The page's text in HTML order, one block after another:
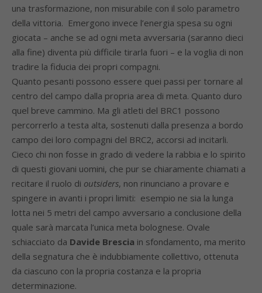
una trasformazione, non misurabile con il solo parametro
della vittoria. Emergono invece l’energia spesa su ogni
giocata – anche se ad ogni meta avversaria (saranno dieci
alla fine) diventa più difficile tirarla fuori – e la voglia di non
tradire la fiducia dei propri compagni.
Quanto pesanti possono essere quei passi per tornare al
centro del campo dalla propria area di meta. Quanto duro
quel breve cammino. Ma gli atleti del BRC1 possono
percorrerlo a testa alta, sostenuti dalla presenza a bordo
campo dei loro compagni del BRC2, accorsi ad incitarli.
Cieco chi non fosse in grado di vedere la rabbia e lo spirito
di questi giovani uomini, che pur se chiaramente chiamati a
recitare il ruolo di outsiders, non rinunciano a provare e
spingere in avanti i propri limiti: esempio ne sia la lunga
lotta nei 5 metri del campo avversario a conclusione della
quale sarà marcata l’unica meta bolognese. Ovale
schiacciato da Davide Brescia in sfondamento, ma merito
della segnatura che è indubbiamente collettivo, ottenuta
da ciascuno con la propria costanza e la propria
determinazione.